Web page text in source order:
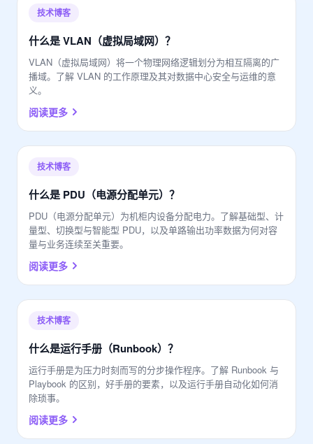
技术博客
什么是 VLAN（虚拟局域网）？
VLAN（虚拟局域网）将一个物理网络逻辑划分为相互隔离的广
播域。了解 VLAN 的工作原理及其对数据中心安全与运维的意
义。
阅读更多
技术博客
什么是 PDU（电源分配单元）？
PDU（电源分配单元）为机柜内设备分配电力。了解基础型、计
量型、切换型与智能型 PDU，以及单路输出功率数据为何对容
量与业务连续至关重要。
阅读更多
技术博客
什么是运行手册（Runbook）？
运行手册是为压力时刻而写的分步操作程序。了解 Runbook 与
Playbook 的区别，好手册的要素，以及运行手册自动化如何消
除琐事。
阅读更多